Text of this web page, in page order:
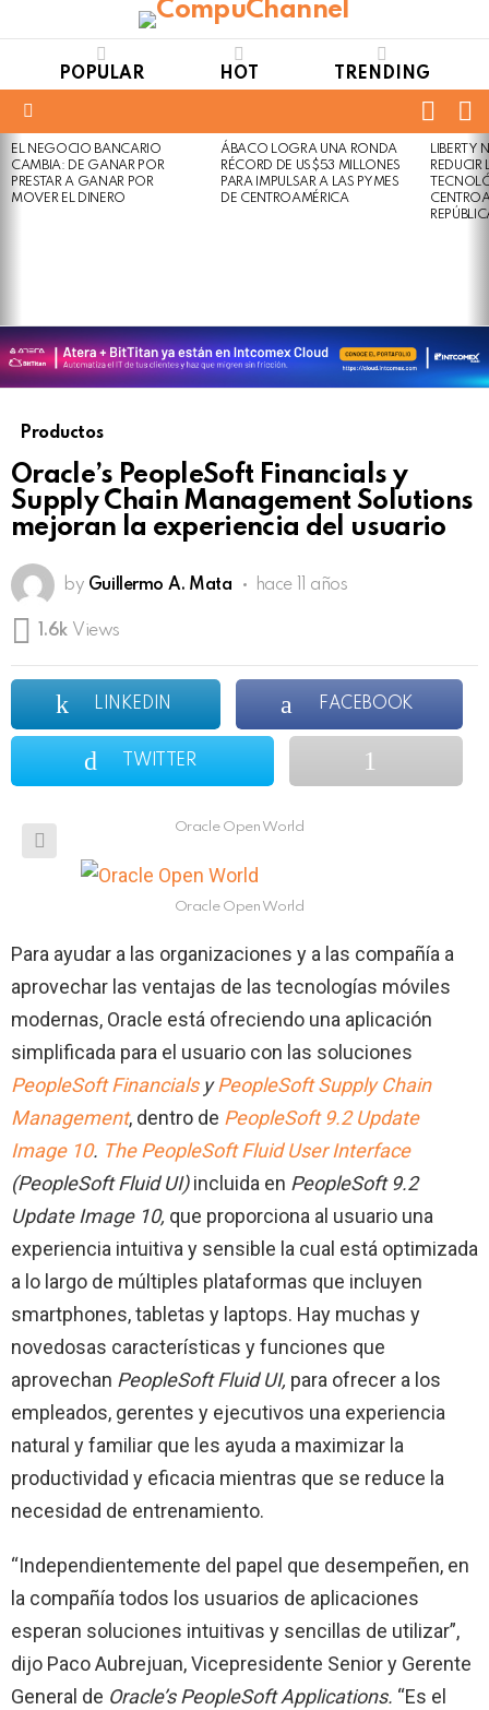
POPULAR HOT TRENDING
LATEST
STORIES
EL NEGOCIO BANCARIO
CAMBIA: DE GANAR POR
PRESTAR A GANAR POR
MOVER EL DINERO
Not
Safe
For
Click
to
view
ÁBACO LOGRA UNA RONDA
RÉCORD DE US$53 MILLONES
PARA IMPULSAR A LAS PYMES
DE CENTROAMÉRICA
LIBERTY
REDUCIR
Productos
Oracle’s PeopleSoft Financials y
Supply Chain Management Solutions
mejoran la experiencia del usuario
by Guillermo A. Mata hace 11 años
1.6k Views
LINKEDIN FACEBOOK
TWITTER
Oracle Open World
Oracle Open World
Para ayudar a las organizaciones y a las compañía a
aprovechar las ventajas de las tecnologías móviles
modernas, Oracle está ofreciendo una aplicación
simplificada para el usuario con las soluciones
PeopleSoft FinancialsyPeopleSoft Supply Chain
Management, dentro de PeopleSoft 9.2 Update
Image 10. The PeopleSoft Fluid User Interface
(PeopleSoft Fluid UI)incluida en PeopleSoft 9.2
Update Image 10, que proporciona al usuario una
experiencia intuitiva y sensible la cual está optimizada
a lo largo de múltiples plataformas que incluyen
smartphones, tabletas y laptops. Hay muchas y
novedosas características y funciones que
aprovechan PeopleSoft Fluid UI, para ofrecer a los
empleados, gerentes y ejecutivos una experiencia
natural y familiar que les ayuda a maximizar la
productividad y eficacia mientras que se reduce la
necesidad de entrenamiento.
“Independientemente del papel que desempeñen, en
la compañía todos los usuarios de aplicaciones
esperan soluciones intuitivas y sencillas de utilizar”,
dijo Paco Aubrejuan, Vicepresidente Senior y Gerente
General de Oracle’s PeopleSoft Applications. “Es el